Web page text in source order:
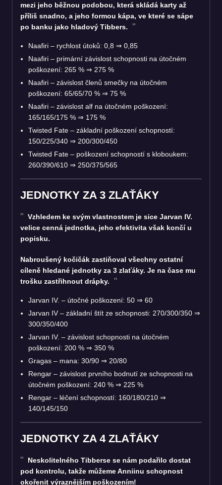
mezi jeho běžnou podobou, která skládá karty až
příliš snadno, a jeho formou kápa, ve které se sápe
po banku jako hladový Tibbers.
Naafiri – rychlost útoků: 0,8 ⇒ 0,85
Naafiri – primární závislost schopnosti na útočném
poškození: 265 % ⇒ 275 %
Naafiri – závislost členů smečky na útočném
poškození: 65/65/70 % ⇒ 75 %
Naafiri – závislost alf na útočném poškození:
165/165/175 % ⇒ 175 %
Twisted Fate – základní poškození schopností:
150/225/340 ⇒ 200/300/450
Twisted Fate – poškození schopností s kloboukem:
260/390/610 ⇒ 250/375/565
JEDNOTKY ZA 3 ZLAŤÁKY
Vzhledem ke svým vlastnostem je sice Jarvan IV.
velice cenná jednotka, jeho efektivita však končí u
popisku.
Nabroušený kočičák zastiňoval všechny ostatní
cíleně hledané jednotky za 3 zlaťáky. Je na čase mu
trošku zastřihnout drápky.
Jarvan IV. – útočné poškození: 50 ⇒ 60
Jarvan IV – základní štít ze schopnosti: 270/300/350 ⇒
300/350/400
Jarvan IV. – závislost schopnosti na útočném
poškození: 200 % ⇒ 350 %
Gragas – mana: 30/90 ⇒ 20/80
Rengar – závislost prvního bodnutí ze schopnosti na
útočném poškození: 240 % ⇒ 225 %
Rengar – léčení schopností: 160/180/210 ⇒
140/145/150
JEDNOTKY ZA 4 ZLAŤÁKY
Neskolitelného Tibberse se nám podařilo dostat
pod kontrolu, takže můžeme Anniinu schopnost
okořenit výraznějším poškozením!